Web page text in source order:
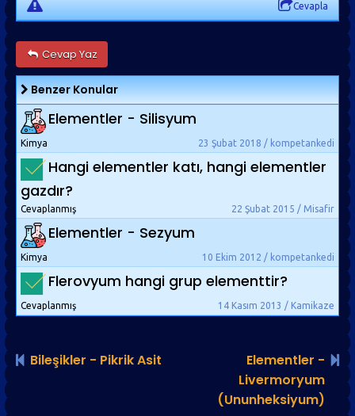
Cevapla
Cevap Yaz
Benzer Konular
Elementler - Silisyum
23 Şubat 2018 / kompetankedi
Kimya
Hangi elementler katı, hangi elementler
gazdır?
22 Şubat 2015 / Misafir
Cevaplanmış
Elementler - Sezyum
10 Ekim 2012 / kompetankedi
Kimya
Flerovyum hangi grup elementtir?
14 Kasım 2013 / Kamikaze
Cevaplanmış
Bileşikler - Pikrik Asit
Elementler -
Livermoryum
(Ununheksiyum)